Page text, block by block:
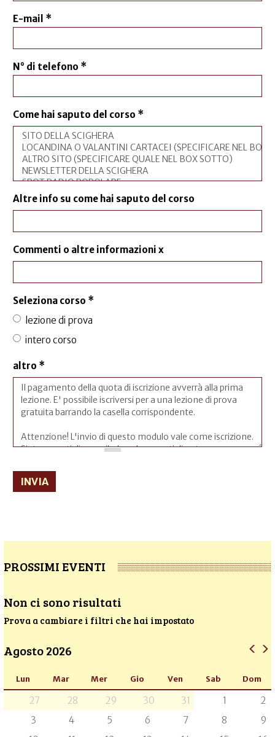
E-mail *
N° di telefono *
Come hai saputo del corso *
Altre info su come hai saputo del corso
Commenti o altre informazioni x
Seleziona corso *
lezione di prova
intero corso
altro *
INVIA
PROSSIMI EVENTI
Non ci sono risultati
Prova a cambiare i filtri che hai impostato
Agosto 2026
Lun Mar Mer Gio Ven Sab Dom
27 28 29 30 31 1
2
3
4 5 6 7 8
9